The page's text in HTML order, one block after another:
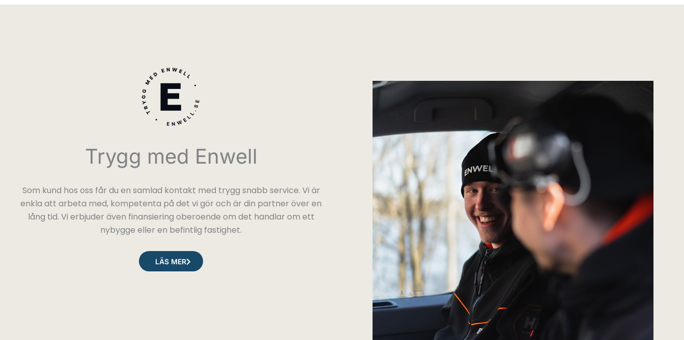
Trygg med Enwell
Som kund hos oss får du en samlad kontakt med trygg snabb service. Vi är
enkla att arbeta med, kompetenta på det vi gör och är din partner över en
lång tid. Vi erbjuder även finansiering oberoende om det handlar om ett
nybygge eller en befintlig fastighet.
LÄS MER